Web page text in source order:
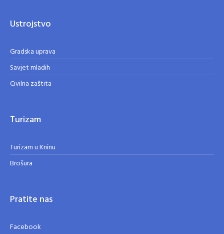
Ustrojstvo
Gradska uprava
Savjet mladih
Civilna zaštita
Turizam
Turizam u Kninu
Brošura
Pratite nas
Facebook